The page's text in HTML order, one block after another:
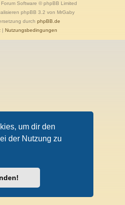
um dir den
der Nutzung zu
Software © phpBB Limited
phpBB 3.2 von MrGaby
durch phpBB.de
| Nutzungsbedingungen